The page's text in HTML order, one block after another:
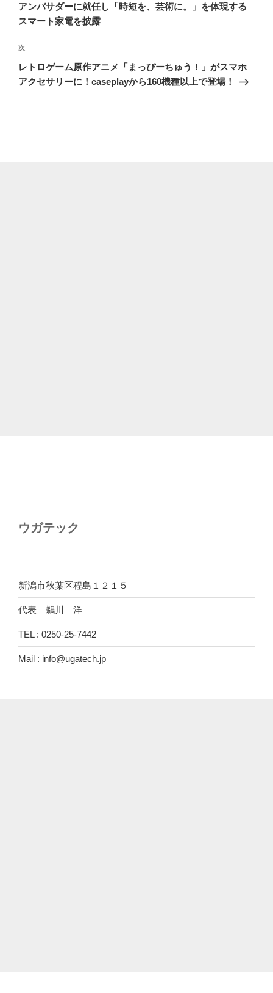
ビ
ー
シ
ョ
投
稿
アンバサダーに就任し「時短を、芸術に。」を体現する
スマート家電を披露
次
の
投
次
レトロゲーム原作アニメ「まっぴーちゅう！」がスマホ
アクセサリーに！caseplayから160機種以上で登場！
ウガテック
新潟市秋葉区程島１２１５
代表 鵜川 洋
TEL : 0250-25-7442
Mail : info@ugatech.jp